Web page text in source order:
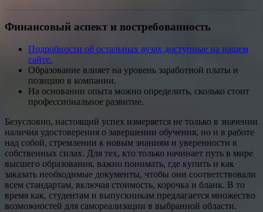
Финансовый аспект и востребованность
Подробности об остальных вузах доступные на нашем
сайте.
Образование влияет на уровень заработной платы и
позицию в компании.
На основании опыта можно определить, сколько стоит
профессиональное развитие.
Безусловно, настоящий успех измеряется не только в значении
наличия удостоверения о завершении обучения, но и в работе
над собой, стремлении к новым знаниям и уверенности в
собственных силах. Для тех, кто только начинает путь в мире
высшего образования, важно понимать, где купить и как
заказать необходимые документы, чтобы они соответствовали
всем стандартам, включая стоимость, корочка и бланк. В то
время как, студентам и выпускникам предлагается множество
возможностей для самореализации в выбранной области.